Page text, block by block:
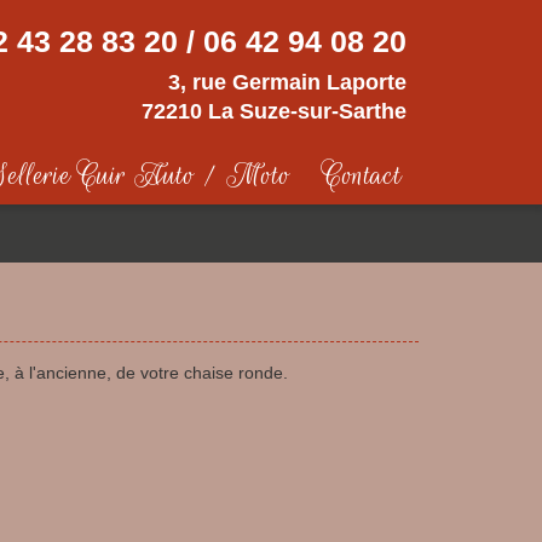
43 28 83 20 / 06 42 94 08 20
3, rue Germain Laporte
72210 La Suze-sur-Sarthe
Cuir Auto / Moto Contact
à l'ancienne, de votre chaise ronde.